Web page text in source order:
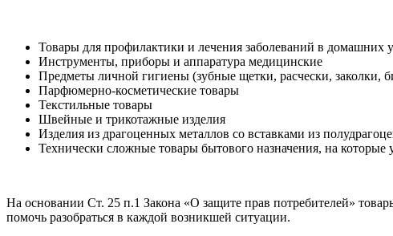
Товары для профилактики и лечения заболеваний в домашних
Инструменты, приборы и аппаратура медицинские
Предметы личной гигиены (зубные щетки, расчески, заколки,
Парфюмерно-косметические товары
Текстильные товары
Швейные и трикотажные изделия
Изделия из драгоценных металлов со вставками из
Технически сложные товары бытового назначения, на которые
На основании Ст. 25 п.1 Закона «О защите прав потребителей»
помочь разобраться в каждой возникшей ситуации.